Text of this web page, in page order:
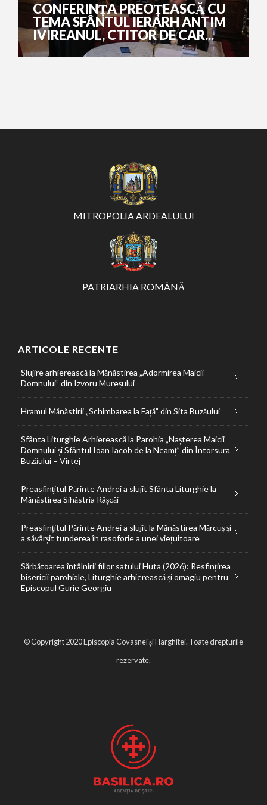
CONFERINȚA PREOȚEASCĂ CU
TEMA SFÂNTUL IERARH ANTIM
IVIREANUL, CTITOR DE CAR...
MITROPOLIA ARDEALULUI
PATRIARHIA ROMÂNĂ
ARTICOLE RECENTE
Slujire arhierească la Mănăstirea „Adormirea Maicii
Domnului” din Izvoru Mureșului
Hramul Mănăstirii „Schimbarea la Față” din Sita Buzăului
Sfânta Liturghie Arhierească la Parohia „Nașterea Maicii
Domnului și Sfântul Ioan Iacob de la Neamț” din Întorsura
Buzăului – Vîrtej
Preasfințitul Părinte Andrei a slujit Sfânta Liturghie la
Mănăstirea Sihăstria Râșcăi
Preasfințitul Părinte Andrei a slujit la Mănăstirea Mărcuș și
a săvârșit tunderea în rasoforie a unei viețuitoare
Sărbătoarea întâlnirii fiilor satului Huta (2026): Resfințirea
bisericii parohiale, Liturghie arhierească și omagiu pentru
Episcopul Gurie Georgiu
© Copyright 2020 Episcopia Covasnei și Harghitei. Toate drepturile
rezervate.